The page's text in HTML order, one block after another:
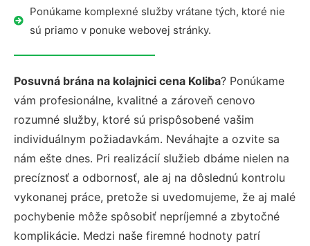
Ponúkame komplexné služby vrátane tých, ktoré nie
sú priamo v ponuke webovej stránky.
Posuvná brána na kolajnici cena Koliba? Ponúkame
vám profesionálne, kvalitné a zároveň cenovo
rozumné služby, ktoré sú prispôsobené vašim
individuálnym požiadavkám. Neváhajte a ozvite sa
nám ešte dnes. Pri realizácií služieb dbáme nielen na
precíznosť a odbornosť, ale aj na dôslednú kontrolu
vykonanej práce, pretože si uvedomujeme, že aj malé
pochybenie môže spôsobiť nepríjemné a zbytočné
komplikácie. Medzi naše firemné hodnoty patrí